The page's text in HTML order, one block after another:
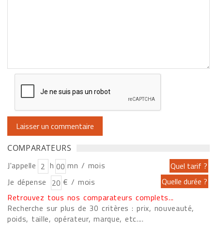
COMPARATEURS
J'appelle h
mn / mois
Je dépense
€ / mois
Retrouvez tous nos comparateurs complets...
Recherche sur plus de 30 critères : prix, nouveauté,
poids, taille, opérateur, marque, etc....